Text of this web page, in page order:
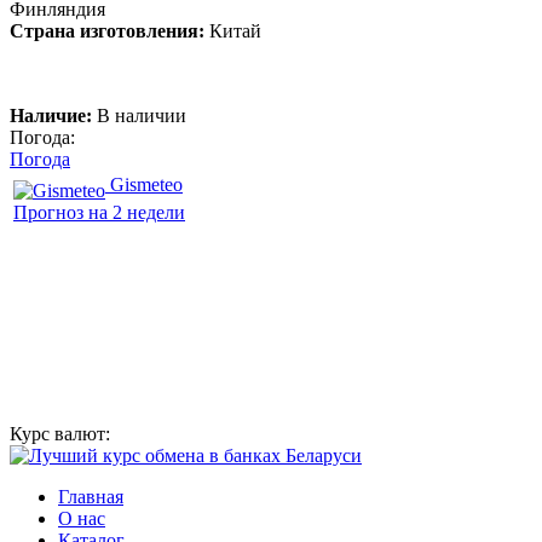
Финляндия
Страна изготовления: Китай
Наличие: В наличии
Погода:
Погода
Gismeteo
Прогноз на 2 недели
Курс валют:
Главная
О нас